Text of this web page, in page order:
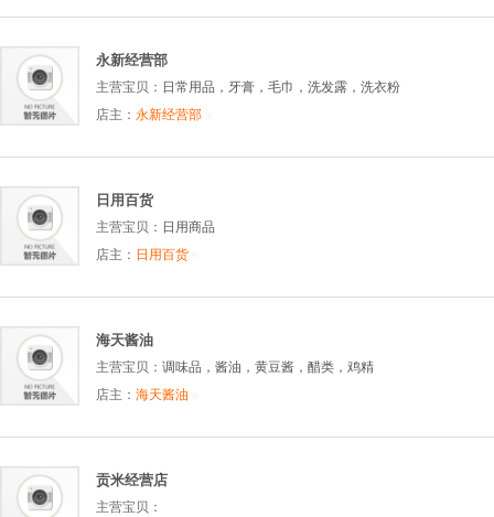
永新经营部
主营宝贝： 日常用品，牙膏，毛巾，洗发露，洗衣粉
店主： 永新经营部
日用百货
主营宝贝： 日用商品
店主： 日用百货
海天酱油
主营宝贝： 调味品，酱油，黄豆酱，醋类，鸡精
店主： 海天酱油
贡米经营店
主营宝贝：